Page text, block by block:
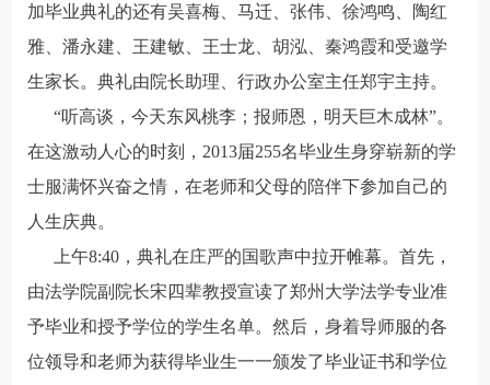
加毕业典礼的还有吴喜梅、马迁、张伟、徐鸿鸣、陶红
雅、潘永建、王建敏、王士龙、胡泓、秦鸿霞和受邀学
生家长。典礼由院长助理、行政办公室主任郑宇主持。
“听高谈，今天东风桃李；报师恩，明天巨木成林”。
在这激动人心的时刻，2013届255名毕业生身穿崭新的学
士服满怀兴奋之情，在老师和父母的陪伴下参加自己的
人生庆典。
上午8:40，典礼在庄严的国歌声中拉开帷幕。首先，
由法学院副院长宋四辈教授宣读了郑州大学法学专业准
予毕业和授予学位的学生名单。然后，身着导师服的各
位领导和老师为获得毕业生一一颁发了毕业证书和学位